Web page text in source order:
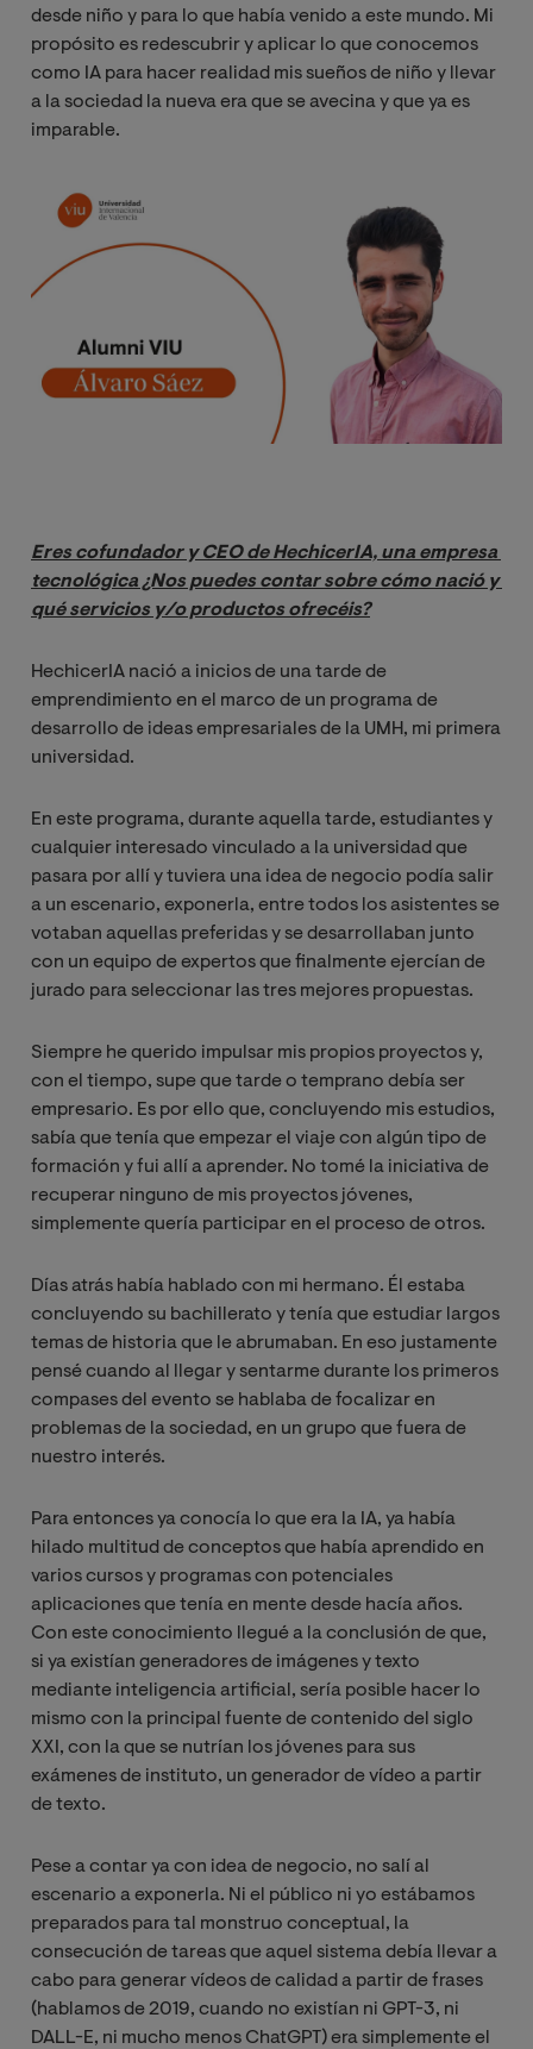
desde niño y para lo que había venido a este mundo. Mi
propósito es redescubrir y aplicar lo que conocemos
como IA para hacer realidad mis sueños de niño y llevar
a la sociedad la nueva era que se avecina y que ya es
imparable.
Eres cofundador y CEO de HechicerIA, una empresa
tecnológica ¿Nos puedes contar sobre cómo nació y
qué servicios y/o productos ofrecéis?
HechicerIA nació a inicios de una tarde de
emprendimiento en el marco de un programa de
desarrollo de ideas empresariales de la UMH, mi primera
universidad.
En este programa, durante aquella tarde, estudiantes y
cualquier interesado vinculado a la universidad que
pasara por allí y tuviera una idea de negocio podía salir
a un escenario, exponerla, entre todos los asistentes se
votaban aquellas preferidas y se desarrollaban junto
con un equipo de expertos que finalmente ejercían de
jurado para seleccionar las tres mejores propuestas.
Siempre he querido impulsar mis propios proyectos y,
con el tiempo, supe que tarde o temprano debía ser
empresario. Es por ello que, concluyendo mis estudios,
sabía que tenía que empezar el viaje con algún tipo de
formación y fui allí a aprender. No tomé la iniciativa de
recuperar ninguno de mis proyectos jóvenes,
simplemente quería participar en el proceso de otros.
Días atrás había hablado con mi hermano. Él estaba
concluyendo su bachillerato y tenía que estudiar largos
temas de historia que le abrumaban. En eso justamente
pensé cuando al llegar y sentarme durante los primeros
compases del evento se hablaba de focalizar en
problemas de la sociedad, en un grupo que fuera de
nuestro interés.
Para entonces ya conocía lo que era la IA, ya había
hilado multitud de conceptos que había aprendido en
varios cursos y programas con potenciales
aplicaciones que tenía en mente desde hacía años.
Con este conocimiento llegué a la conclusión de que,
si ya existían generadores de imágenes y texto
mediante inteligencia artificial, sería posible hacer lo
mismo con la principal fuente de contenido del siglo
XXI, con la que se nutrían los jóvenes para sus
exámenes de instituto, un generador de vídeo a partir
de texto.
Pese a contar ya con idea de negocio, no salí al
escenario a exponerla. Ni el público ni yo estábamos
preparados para tal monstruo conceptual, la
consecución de tareas que aquel sistema debía llevar a
cabo para generar vídeos de calidad a partir de frases
(hablamos de 2019, cuando no existían ni GPT-3, ni
DALL-E, ni mucho menos ChatGPT) era simplemente el